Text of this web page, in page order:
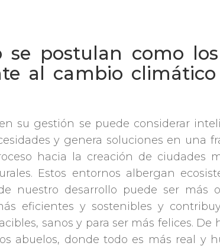
se postulan como
al cambio
su gestión se puede considerar
y genera soluciones en una
hacia la creación de ciudades
Estos entornos albergan
nuestro desarrollo puede ser más
eficientes y sostenibles y
sanos y para ser más felices.
abuelos, donde todo es más real y